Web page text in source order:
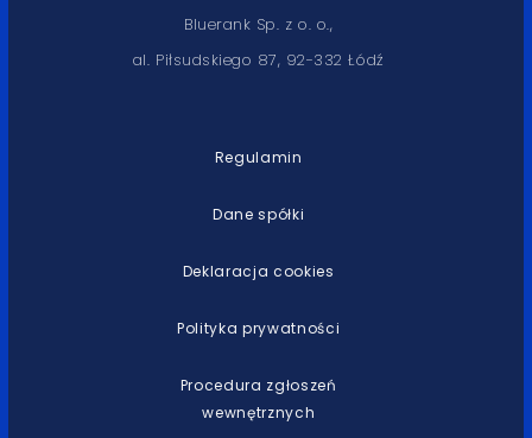
Bluerank Sp. z o. o.,
al. Piłsudskiego 87, 92-332 Łódź
Regulamin
Dane spółki
Deklaracja cookies
Polityka prywatności
Procedura zgłoszeń
wewnętrznych